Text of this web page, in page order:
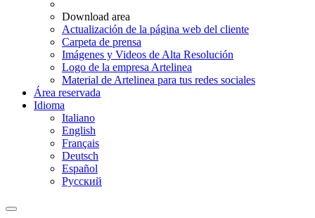
Download area
Actualización de la página web del cliente
Carpeta de prensa
Imágenes y Videos de Alta Resolución
Logo de la empresa Artelinea
Material de Artelinea para tus redes sociales
Área reservada
Idioma
Italiano
English
Français
Deutsch
Español
Pусский